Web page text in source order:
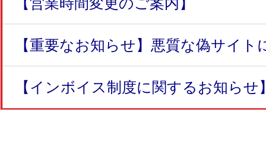
【重要なお知らせ】悪質な偽サイト
【インボイス制度に関するお知らせ